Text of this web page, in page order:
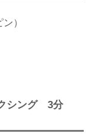
）
シング 3分